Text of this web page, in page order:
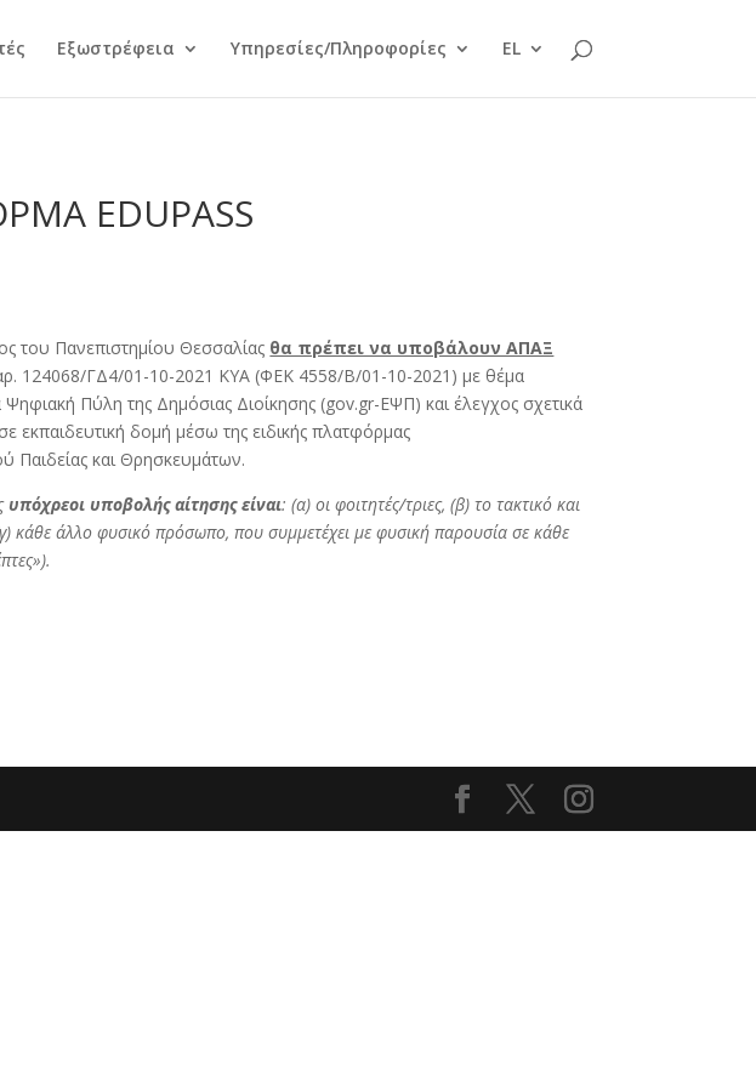
Εξωστρέφεια Υπηρεσίες/Πληροφορίες EL
EDUPASS
του Πανεπιστημίου Θεσσαλίας θα πρέπει να υποβάλουν ΑΠΑΞ
124068/ΓΔ4/01-10-2021 ΚΥΑ (ΦΕΚ 4558/Β/01-10-2021) με θέμα
Πύλη της Δημόσιας Διοίκησης (gov.gr-ΕΨΠ) και έλεγχος σχετικά
δομή μέσω της ειδικής πλατφόρμας
Παιδείας και Θρησκευμάτων.
υπόχρεοι υποβολής αίτησης είναι: (α) οι φοιτητές/τριες, (β) το τακτικό και
κάθε άλλο φυσικό πρόσωπο, που συμμετέχει με φυσική παρουσία σε κάθε